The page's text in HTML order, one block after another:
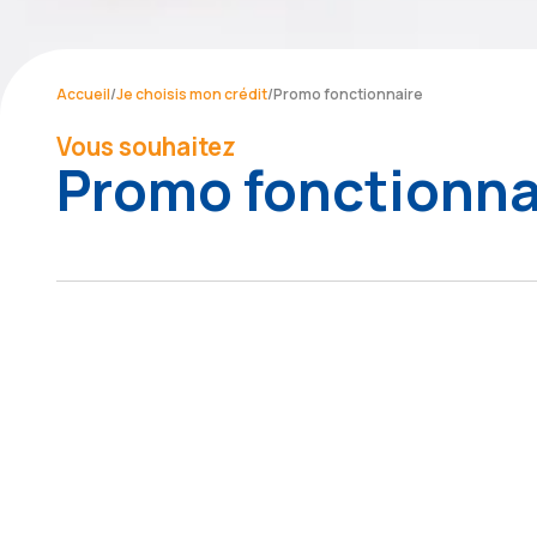
Accueil/Je choisis mon crédit/Promo fonctionnaire
Vous souhaitez
Promo